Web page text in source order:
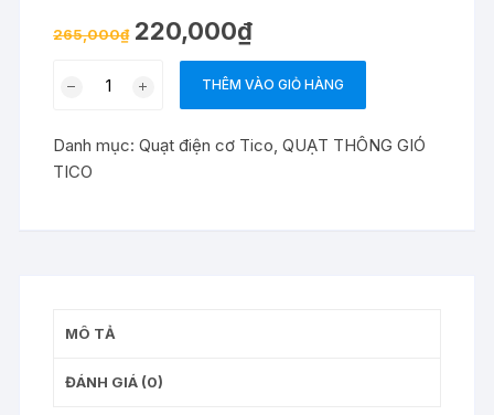
265,000₫ Giá
gốc
265,000₫.
220,000₫Giá
tại
là:
220,000₫.
25
lưới
lượng
THÊM VÀO GIỎ HÀNG
Danh mục:Quạt điện cơ Tico,QUẠT THÔNG GIÓ
TICO
MÔ TẢ
ĐÁNH GIÁ (0)